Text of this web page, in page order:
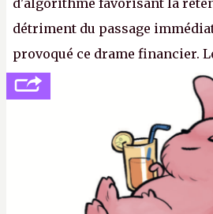
d'algorithme favorisant la
détriment du passage
provoqué ce drame financier.
se consoler, le PDG David
sur le déblocage du jeu en
joueurs majeurs (+32 %).
aux adultes, qui ne sont jamais
avec du pouvoir d'achat.P.